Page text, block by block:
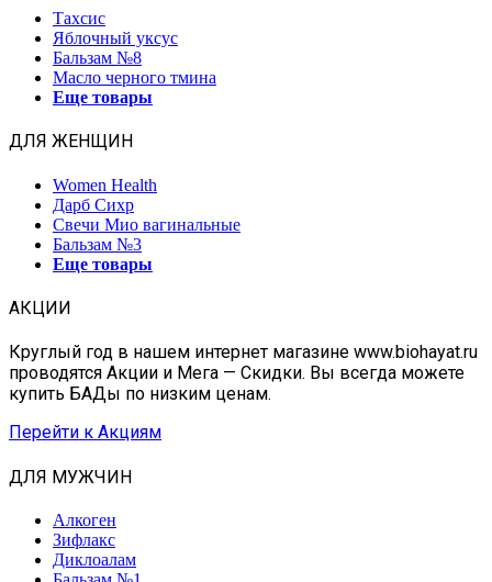
Тахсис
Яблочный уксус
Бальзам №8
Масло черного тмина
Еще товары
ДЛЯ ЖЕНЩИН
Women Health
Дарб Сихр
Свечи Мио вагинальные
Бальзам №3
Еще товары
АКЦИИ
Круглый год в нашем интернет магазине www.biohayat.ru
проводятся Акции и Мега — Скидки. Вы всегда можете
купить БАДы по низким ценам.
Перейти к Акциям
ДЛЯ МУЖЧИН
Алкоген
Зифлакс
Диклоалам